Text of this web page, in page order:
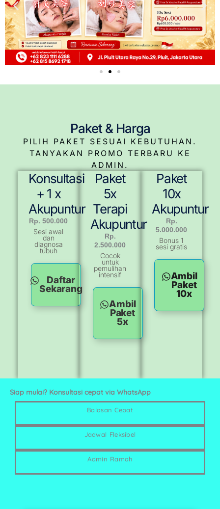
Paket & Harga
PILIH PAKET SESUAI KEBUTUHAN.
TANYAKAN PROMO TERBARU KE
ADMIN.
Konsultasi
+ 1 x
Akupuntur
Rp. 500.000
Sesi awal
dan
diagnosa
tubuh
Daftar
Sekarang
Paket
5x
Terapi
Akupuntur
Rp.
2.500.000
Cocok
untuk
pemulihan
intensif
Ambil
Paket
5x
Paket
10x
Akupuntur
Rp.
5.000.000
Bonus 1
sesi gratis
Ambil
Paket
10x
Siap mulai? Konsultasi cepat via WhatsApp
Balasan Cepat
Jadwal Fleksibel
Admin Ramah